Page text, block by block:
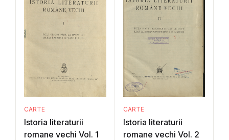
CARTE
Istoria literaturii
romane vechi Vol. 1
CARTE
Istoria literaturii
romane vechi Vol. 2